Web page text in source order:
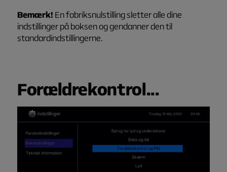
Bemærk! En fabriksnulstilling sletter alle dine
indstillinger på boksen og gendanner den til
standardindstillingerne.
Forældrekontrol...